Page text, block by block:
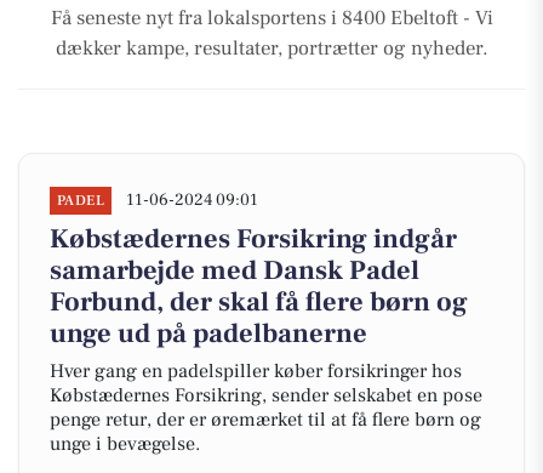
Få seneste nyt fra lokalsportens i 8400 Ebeltoft - Vi
dækker kampe, resultater, portrætter og nyheder.
PADEL 11-06-2024 09:01
Købstædernes Forsikring indgår
samarbejde med Dansk Padel
Forbund, der skal få flere børn og
unge ud på padelbanerne
Hver gang en padelspiller køber forsikringer hos
Købstædernes Forsikring, sender selskabet en pose
penge retur, der er øremærket til at få flere børn og
unge i bevægelse.